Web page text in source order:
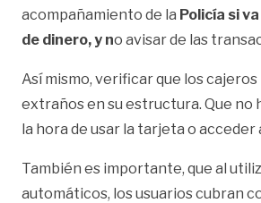
acompañamiento de la Policía si
de dinero, y no avisar de las
Así mismo, verificar que los
extraños en su estructura. Que no
la hora de usar la tarjeta o acceder
También es importante, que al
automáticos, los usuarios cubran